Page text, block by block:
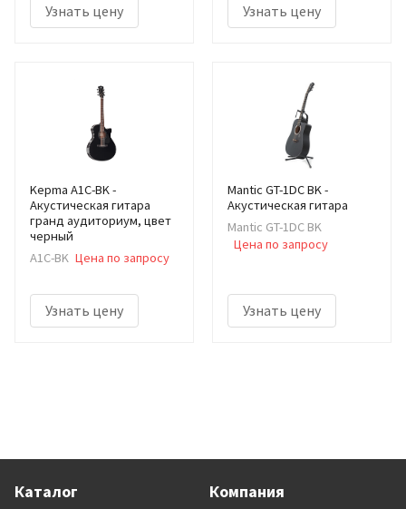
Узнать цену Узнать цену
Kepma A1C-BK -
Акустическая гитара
гранд аудиториум, цвет
черный
A1C-BK Цена по запросу
Узнать цену
Mantic GT-1DC BK -
Акустическая гитара
Mantic GT-1DC BK
Цена по запросу
Узнать цену
Каталог Компания